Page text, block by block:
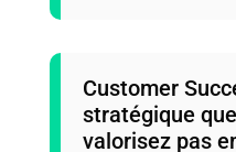
Customer
stratégique
valorisez pas